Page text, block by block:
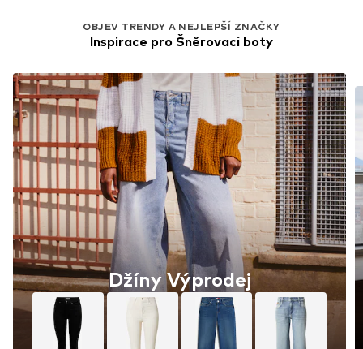
OBJEV TRENDY A NEJLEPŠÍ ZNAČKY
Inspirace pro Šněrovací boty
Džíny Výprodej